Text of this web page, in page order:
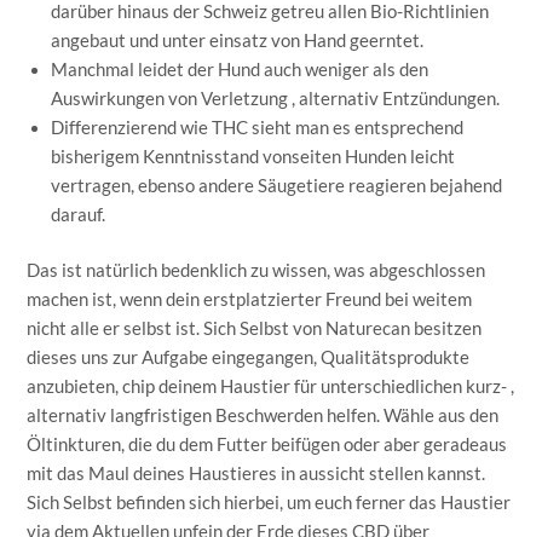
darüber hinaus der Schweiz getreu allen Bio-Richtlinien
angebaut und unter einsatz von Hand geerntet.
Manchmal leidet der Hund auch weniger als den
Auswirkungen von Verletzung , alternativ Entzündungen.
Differenzierend wie THC sieht man es entsprechend
bisherigem Kenntnisstand vonseiten Hunden leicht
vertragen, ebenso andere Säugetiere reagieren bejahend
darauf.
Das ist natürlich bedenklich zu wissen, was abgeschlossen
machen ist, wenn dein erstplatzierter Freund bei weitem
nicht alle er selbst ist. Sich Selbst von Naturecan besitzen
dieses uns zur Aufgabe eingegangen, Qualitätsprodukte
anzubieten, chip deinem Haustier für unterschiedlichen kurz- ,
alternativ langfristigen Beschwerden helfen. Wähle aus den
Öltinkturen, die du dem Futter beifügen oder aber geradeaus
mit das Maul deines Haustieres in aussicht stellen kannst.
Sich Selbst befinden sich hierbei, um euch ferner das Haustier
via dem Aktuellen unfein der Erde dieses CBD über